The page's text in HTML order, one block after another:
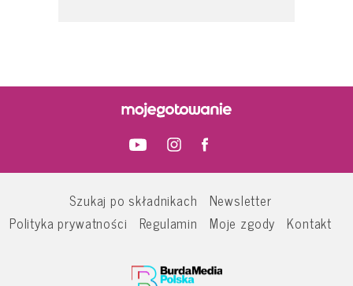
Szukaj po składnikach
Newsletter
Polityka prywatności
Regulamin Moje zgody Kontakt